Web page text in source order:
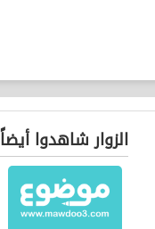
الزوار شاهدوا أيضاً